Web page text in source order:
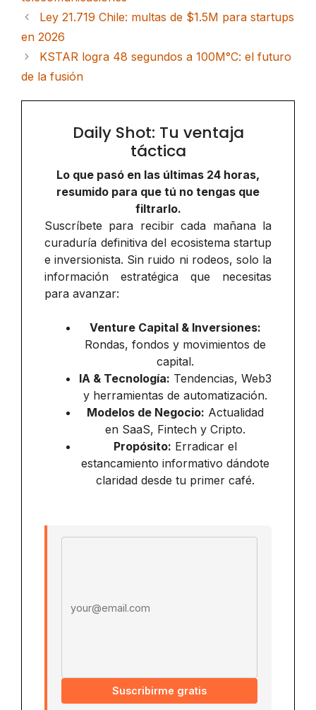
Ley 21.719 Chile: multas de $1.5M para startups
en 2026
KSTAR logra 48 segundos a 100M°C: el futuro
de la fusión
Daily Shot: Tu ventaja
táctica
Lo que pasó en las últimas 24 horas,
resumido para que tú no tengas que
filtrarlo.
Suscríbete para recibir cada mañana la
curaduría definitiva del ecosistema startup
e inversionista. Sin ruido ni rodeos, solo la
información estratégica que necesitas
para avanzar:
Venture Capital & Inversiones:
Rondas, fondos y movimientos de
capital.
IA & Tecnología: Tendencias, Web3
y herramientas de automatización.
Modelos de Negocio: Actualidad
en SaaS, Fintech y Cripto.
Propósito: Erradicar el
estancamiento informativo dándote
claridad desde tu primer café.
Suscribirme gratis